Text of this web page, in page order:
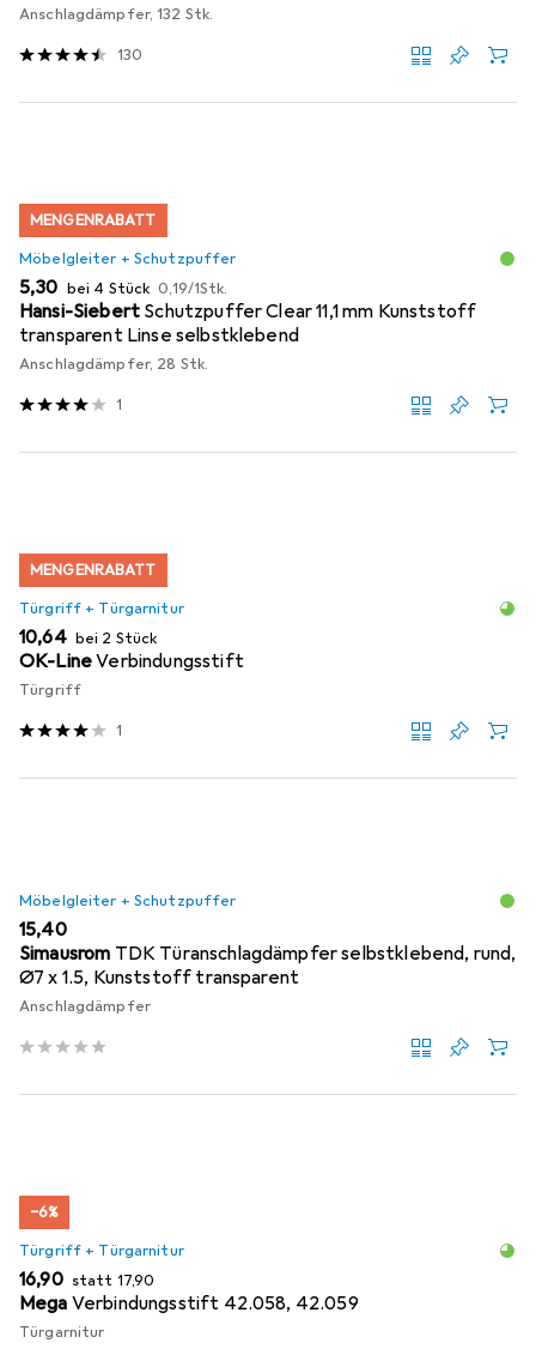
Anschlagdämpfer, 132 Stk.
130
MENGENRABATT
Möbelgleiter + Schutzpuffer
EUR
5,30 bei 4 Stück EUR
0,19/1Stk.
Hansi-Siebert Schutzpuffer Clear 11,1 mm Kunststoff
transparent Linse selbstklebend
Anschlagdämpfer, 28 Stk.
1
MENGENRABATT
Türgriff + Türgarnitur
EUR
10,64 bei 2 Stück
OK-LineVerbindungsstift
Türgriff
1
Möbelgleiter + Schutzpuffer
EUR
15,40
Simausrom TDK Türanschlagdämpfer selbstklebend, rund,
Ø7 x 1.5, Kunststoff transparent
Anschlagdämpfer
−6%
Türgriff + Türgarnitur
EUR
16,90 statt EUR
17,90
Mega Verbindungsstift 42.058, 42.059
Türgarnitur